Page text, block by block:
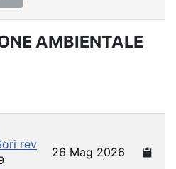
AMBIENTALE
rev
26 Mag 2026